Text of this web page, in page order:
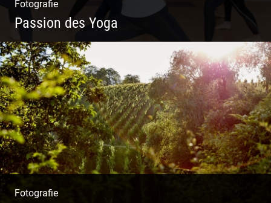
Fotografie
Passion des Yoga
Ein herzliches Team
Fotografie